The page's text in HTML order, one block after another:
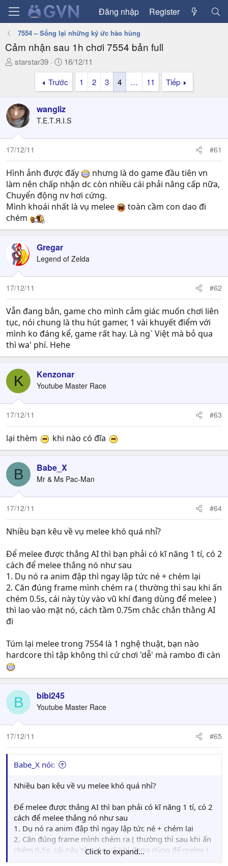
Đăng nhập Register
7554 – Sống lại những ký ức hào hùng
Cảm nhận sau 1h chơi 7554 bản full
T
a
d
s
t
a
e
r
starstar39
N
g
à
y
ử
i
16/12/11
Trước
1 2 3 4 … 11 Tiếp
wangliz
T.E.T.Я.I.S
17/12/11 #61
Hình ảnh được đấy
nhưng là do game đầu tiên vn
làm nên chấp nhận dc còn nhiều cái phải nâng cấp nữa,
Chuyển động nv hơi cứng.
Mình khoái nhất là vụ melee
toàn cầm con dao đi
chém
Gregar
Legend of Zelda
17/12/11 #62
Vẫn đang bắn, game cho mình cảm giác muốn chơi liên
tục, nói chung là thu hút gamer, 1 vài khuyết điểm với
mình ko đáng kể, game rất hay. Là ng` Việt mà bỏ qua
thì wa' phí. Hehe
K Kenzonar
Youtube Master Race
17/12/11 #63
lại thèm khi nào có đĩa
B Babe_X
Mr & Ms Pac-Man
17/12/11 #64
Nhiều bạn kêu về vụ melee khó quá nhỉ?
Để melee được thắng AI thì bạn phải có kĩ năng 1 tí, có 2
cách để melee thắng nó như sau
1. Dụ nó ra anim đập thì ngay lập tức né + chém lại
2. Căn đúng frame mình chém ra ( thường thì sau khi ấn
chém 0.5s, cái này tùy vào vũ khí đang dùng để melee )
thì lao vào mặt nó, cách tầm 0.75m chắc chắn thằng AI
đi
Túm lại melee trong 7554 là 1 nghệ thuật, bạn nào
hardcore thì tập không thì cứ chơi 'dễ' mà rambo đi càn
B bibi245
Youtube Master Race
17/12/11 #65
Babe_X nói:
Nhiều bạn kêu về vụ melee khó quá nhỉ?
Để melee được thắng AI thì bạn phải có kĩ năng 1 tí, có 2
cách để melee thắng nó như sau
1. Dụ nó ra anim đập thì ngay lập tức né + chém lại
2. Căn đúng frame mình chém ra ( thường thì sau khi ấn
chém 0.5s, cái này tùy vào vũ khí đang dùng để melee )
thì lao vào mặt nó, cách tầm 0.75m chắc chắn thằng AI đi
Click to expand...